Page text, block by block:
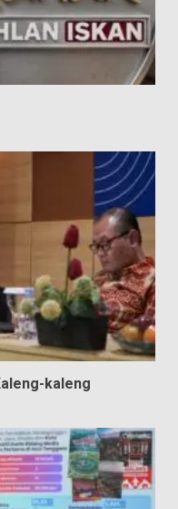
kaleng